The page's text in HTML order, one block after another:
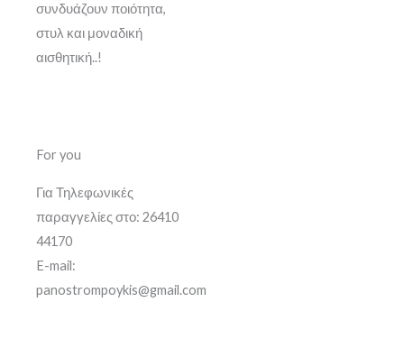
συνδυάζουν ποιότητα,
στυλ και μοναδική
αισθητική..!
For you
Για Τηλεφωνικές
παραγγελίες στο: 26410
44170
E-mail:
panostrompoykis@gmail.com